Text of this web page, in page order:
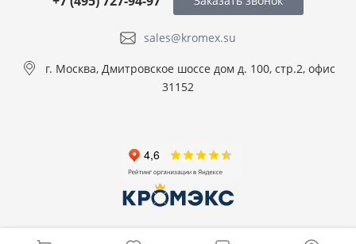
sales@kromex.su
г. Москва, Дмитровское шоссе дом д. 100, стр.2, офис
31152
© 2026 ООО КРОМЭКС, Все права защищены